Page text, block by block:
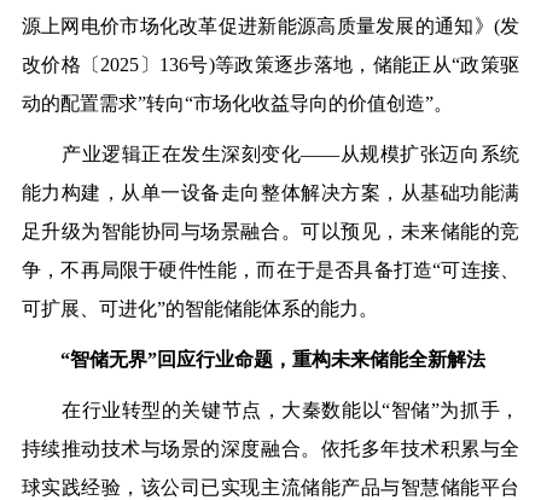
源上网电价市场化改革促进新能源高质量发展的通知》(发
改价格〔2025〕136号)等政策逐步落地，储能正从“政策驱
动的配置需求”转向“市场化收益导向的价值创造”。
产业逻辑正在发生深刻变化——从规模扩张迈向系统
能力构建，从单一设备走向整体解决方案，从基础功能满
足升级为智能协同与场景融合。可以预见，未来储能的竞
争，不再局限于硬件性能，而在于是否具备打造“可连接、
可扩展、可进化”的智能储能体系的能力。
“智储无界”回应行业命题，重构未来储能全新解法
在行业转型的关键节点，大秦数能以“智储”为抓手，
持续推动技术与场景的深度融合。依托多年技术积累与全
球实践经验，该公司已实现主流储能产品与智慧储能平台